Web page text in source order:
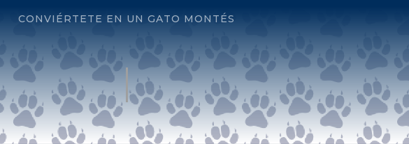
CONVIÉRTETE EN UN GATO MONTÉS